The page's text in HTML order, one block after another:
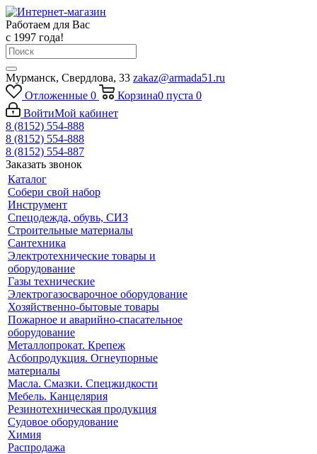
Работаем для Вас
с 1997 года!
Мурманск, Свердлова, 33 zakaz@armada51.ru
Отложенные 0 Корзина0 пуста 0
ВойтиМой кабинет
8 (8152) 554-888
8 (8152) 554-888
8 (8152) 554-887
Заказать звонок
Каталог
Собери свой набор
Инструмент
Спецодежда, обувь, СИЗ
Строительные материалы
Сантехника
Электротехнические товары и
оборудование
Газы технические
Электрогазосварочное оборудование
Хозяйственно-бытовые товары
Пожарное и аварийно-спасательное
оборудование
Металлопрокат. Крепеж
Асбопродукция. Огнеупорные
материалы
Масла. Смазки. Спецжидкости
Мебель. Канцелярия
Резинотехническая продукция
Судовое оборудование
Химия
Распродажа